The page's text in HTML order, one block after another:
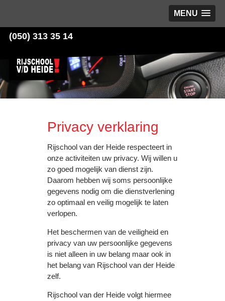
MENU
(050) 313 35 14
Privacy verklaring
Rijschool van der Heide respecteert in
onze activiteiten uw privacy. Wij willen u
zo goed mogelijk van dienst zijn.
Daarom hebben wij soms persoonlijke
gegevens nodig om die dienstverlening
zo optimaal en veilig mogelijk te laten
verlopen.
Het beschermen van de veiligheid en
privacy van uw persoonlijke gegevens
is niet alleen in uw belang maar ook in
het belang van Rijschool van der Heide
zelf.
Rijschool van der Heide volgt hiermee